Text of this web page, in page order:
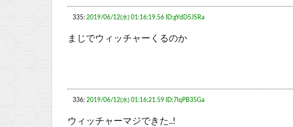
335: 2019/06/12(水) 01:16:19.56 ID:gYdD5JSRa
まじでウィッチャーくるのか
336: 2019/06/12(水) 01:16:21.59 ID:7lqPB35Ga
ウィッチャーマジできた..!